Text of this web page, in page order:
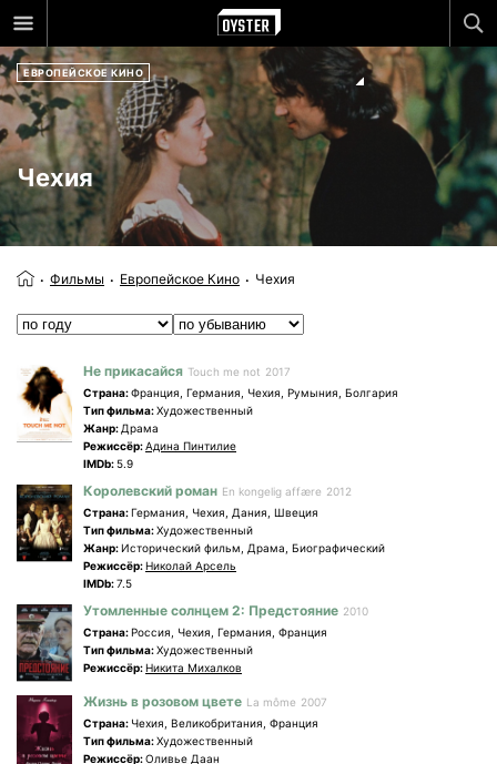
ЕВРОПЕЙСКОЕ КИНО
Чехия
Фильмы Европейское Кино Чехия
Не прикасайся Touch me not 2017
Страна:Франция, Германия, Чехия, Румыния, Болгария
Tип фильма:Художественный
Жанр: Драма
Режиссёр:Адина Пинтилие
IMDb:5.9
Королевский роман En kongelig affære 2012
Страна:Германия, Чехия, Дания, Швеция
Tип фильма:Художественный
Жанр:Исторический фильм, Драма, Биографический
Режиссёр:Николай Арсель
IMDb:7.5
Утомленные солнцем 2: Предстояние 2010
Страна:Россия, Чехия, Германия, Франция
Tип фильма:Художественный
Режиссёр:Никита Михалков
Жизнь в розовом цвете La môme 2007
Страна: Чехия, Великобритания, Франция
Tип фильма:Художественный
Режиссёр:Оливье Даан